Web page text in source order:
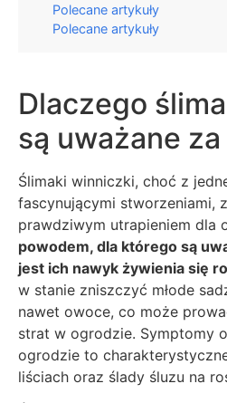
Polecane artykuły
Polecane artykuły
Dlaczego
są uważane
Ślimaki winniczki, choć z
fascynującymi stworzeniami,
prawdziwym utrapieniem dla
powodem, dla którego są
jest ich nawyk żywienia się
w stanie zniszczyć młode
nawet owoce, co może
strat w ogrodzie. Symptomy
ogrodzie to
liściach oraz ślady śluzu na